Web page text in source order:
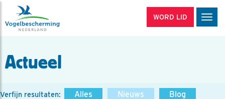
WORD LID
Actueel
Verfijn resultaten: Alles Nieuws
Blog